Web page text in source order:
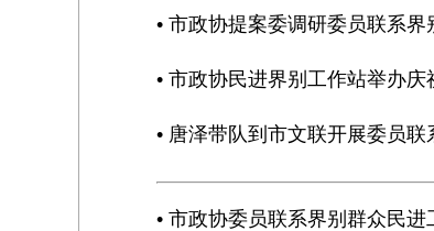
• 市政协提案委调研委员联系界
• 市政协民进界别工作站举办
• 唐泽带队到市文联开展委员联
• 市政协委员联系界别群众民